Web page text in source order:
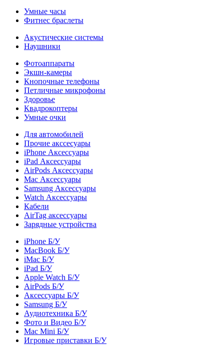
Умные часы
Фитнес браслеты
Акустические системы
Наушники
Фотоаппараты
Экшн-камеры
Кнопочные телефоны
Петличные микрофоны
Здоровье
Квадрокоптеры
Умные очки
Для автомобилей
Прочие акссесуары
iPhone Аксессуары
iPad Аксессуары
AirPods Аксессуары
Mac Аксессуары
Samsung Аксессуары
Watch Аксессуары
Кабели
AirTag аксессуары
Зарядные устройства
iPhone Б/У
MacBook Б/У
iMac Б/У
iPad Б/У
Apple Watch Б/У
AirPods Б/У
Аксессуары Б/У
Samsung Б/У
Аудиотехника Б/У
Фото и Видео Б/У
Mac Mini Б/У
Игровые приставки Б/У